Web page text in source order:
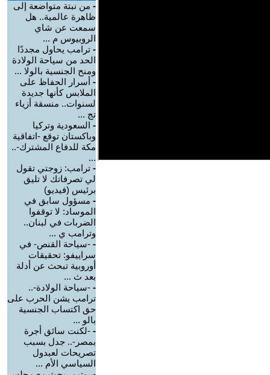
- من نبتة متواضعة إلى
ظاهرة عالمية.. هل
سمعت عن شاي
الروبيوس م ...
- ترامب يحاول مجددًا
الحد من سياحة الولادة
ومنح الجنسية بالولا ...
- أسرار الحفاظ على
الملابس كأنها جديدة
لسنوات.. منسقة أزياء
تج ...
- السعودية وتركيا
وباكستان توقع -اتفاقية
مكة للدفاع المشترك-..
...
- ترامب: زوجتي تقول
لي تصرفاتك لا تليق
برئيس (فيديو)
- مسؤول سابق في
الموساد: لا توقفوا
الضربات في لبنان..
وترامب ي ...
- -سياحة القنص- في
سراييفو: تحقيقات
أوروبية تبحث عن أدلة
بعد ث ...
- -سياحة الولادة-..
ترامب يشن الحرب على
حق اكتساب الجنسية
بالو ...
- -لكنت سائق أجرة
بمصر-.. جدل بسبب
تصريحات لعبدول
السياسي الأم ...